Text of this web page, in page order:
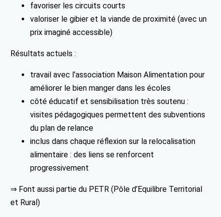
favoriser les circuits courts
valoriser le gibier et la viande de proximité (avec un
prix imaginé accessible)
Résultats actuels :
travail avec l’association Maison Alimentation pour
améliorer le bien manger dans les écoles
côté éducatif et sensibilisation très soutenu :
visites pédagogiques permettent des subventions
du plan de relance
inclus dans chaque réflexion sur la relocalisation
alimentaire : des liens se renforcent
progressivement
⇒ Font aussi partie du PETR (Pôle d’Equilibre Territorial
et Rural)